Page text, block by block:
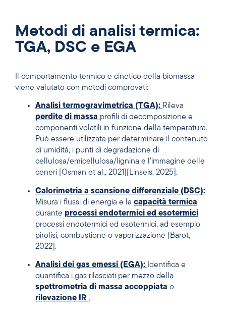
Metodi di analisi termica:
TGA, DSC e EGA
Il comportamento termico e cinetico della biomassa
viene valutato con metodi comprovati:
Analisi termogravimetrica (TGA): Rileva
perdite di massa profili di decomposizione e
componenti volatili in funzione della temperatura.
Può essere utilizzata per determinare il contenuto
di umidità, i punti di degradazione di
cellulosa/emicellulosa/lignina e l’immagine delle
ceneri [Osman et al., 2021][Linseis, 2025].
Calorimetria a scansione differenziale (DSC):
Misura i flussi di energia e la capacità termica
durante processi endotermici ed esotermici
processi endotermici ed esotermici, ad esempio
pirolisi, combustione o vaporizzazione [Barot,
2022].
Analisi dei gas emessi (EGA): Identifica e
quantifica i gas rilasciati per mezzo della
spettrometria di massa accoppiata o
rilevazione IR .